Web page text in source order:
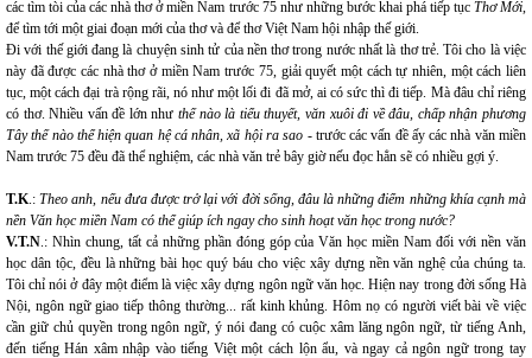
các tìm tòi của các nhà thơ ở miền Nam trước 75 như những bước khai phá tiếp tục Thơ Mới,
để tìm tới một giai đoạn mới của thơ và để thơ Việt Nam hội nhập thế giới.
Đi với thế giới đang là chuyện sinh tử của nền thơ trong nước nhất là thơ trẻ. Tôi cho là việc
này đã được các nhà thơ ở miền Nam trước 75, giải quyết một cách tự nhiên, một cách liên
tục, một cách đại trà rộng rãi, nó như một lối đi đã mở, ai có sức thì đi tiếp. Mà đâu chỉ riêng
có thơ. Nhiều vấn đề lớn nhưthế nào là tiểu thuyết, văn xuôi đi về đâu, chấp nhận phương
Tây thế nào thể hiện quan hệ cá nhân, xã hội ra sao - trước các vấn đề ấy các nhà văn miền
Nam trước 75 đều đã thể nghiệm, các nhà văn trẻ bây giờ nếu đọc hẳn sẽ có nhiều gợi ý.
T.K.: Theo anh, nếu đưa được trở lại với đời sống, đâu là những điểm những khía cạnh mà
nền Văn học miền Nam có thể giúp ích ngay cho sinh hoạt văn học trong nước?
V.T.N.: Nhìn chung, tất cả những phần đóng góp của Văn học miền Nam đối với nền văn
học dân tộc, đều là những bài học quý báu cho việc xây dựng nền văn nghệ của chúng ta.
Tôi chỉ nói ở đây một điểm là việc xây dựng ngôn ngữ văn học. Hiện nay trong đời sống Hà
Nội, ngôn ngữ giao tiếp thông thường... rất kinh khủng. Hôm nọ có người viết bài về việc
cần giữ chủ quyền trong ngôn ngữ, ý nói đang có cuộc xâm lăng ngôn ngữ, từ tiếng Anh,
đến tiếng Hán xâm nhập vào tiếng Việt một cách lộn ẩu, và ngay cả ngôn ngữ trong tay